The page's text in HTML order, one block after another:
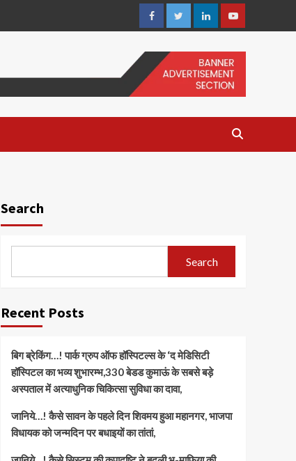
FacebookTwitterLinkedinYoutube
Search
Search
Recent Posts
बिग ब्रेकिंग…! पार्क ग्रुप ऑफ हॉस्पिटल्स के ‘द मेडिसिटी
हॉस्पिटल का भव्य शुभारम्भ,330 बेडड कुमाऊं के सबसे बड़े
अस्पताल में अत्याधुनिक चिकित्सा सुविधा का दावा,
जानिये…! कैसे सावन के पहले दिन शिवमय हुआ महानगर, भाजपा
विधायक को जन्मदिन पर बधाइयों का तांतां,